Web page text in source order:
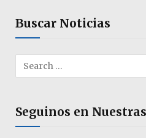
Buscar Noticias
Seguinos en